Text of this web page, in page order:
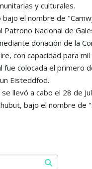
y culturales.
el nombre de
Patrono Nacional de
donación de la
con capacidad para
fue colocada el primero
Eisteddfod.
se llevó a cabo el 28 de
bajo el nombre de